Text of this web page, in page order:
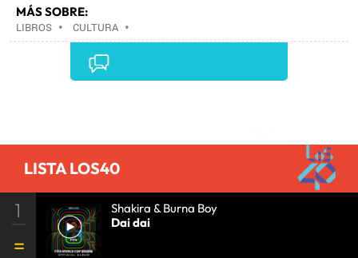
MÁS SOBRE:
LIBROS • CULTURA •
LISTA LOS40
1
Shakira & Burna Boy
Dai dai